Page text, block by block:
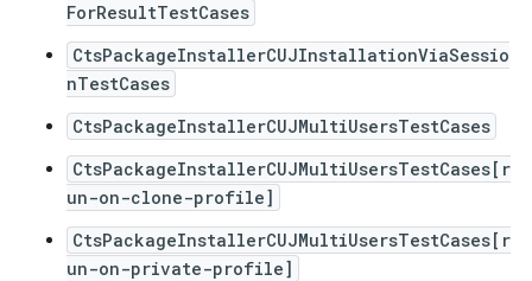
ForResultTestCases
CtsPackageInstallerCUJInstallationViaSessio
nTestCases
CtsPackageInstallerCUJMultiUsersTestCases
CtsPackageInstallerCUJMultiUsersTestCases[r
un-on-clone-profile]
CtsPackageInstallerCUJMultiUsersTestCases[r
un-on-private-profile]